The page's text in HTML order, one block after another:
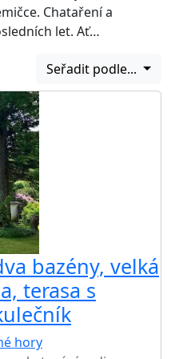
Chataření a
let. Ať…
Seřadit podle...
bazény, velká
terasa s
hory